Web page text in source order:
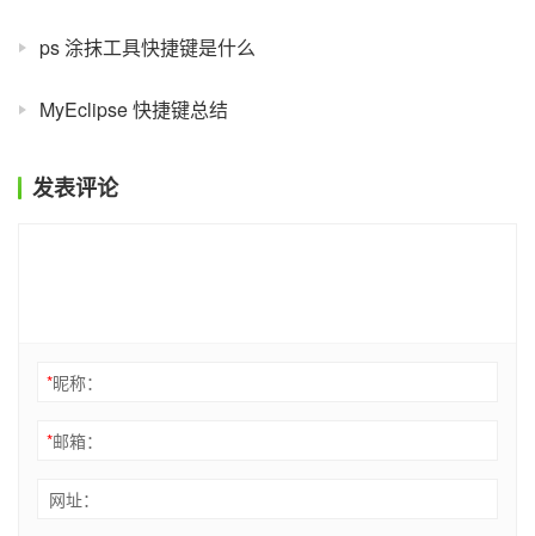
ps 涂抹工具快捷键是什么
MyEclipse 快捷键总结
发表评论
*昵称：
*邮箱：
网址：